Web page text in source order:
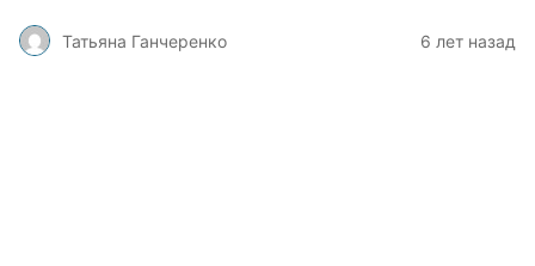
Татьяна Ганчеренко 6 лет назад